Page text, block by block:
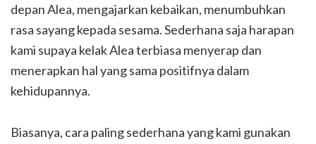
depan Alea, mengajarkan kebaikan, menumbuhkan
rasa sayang kepada sesama. Sederhana saja harapan
kami supaya kelak Alea terbiasa menyerap dan
menerapkan hal yang sama positifnya dalam
kehidupannya.
Biasanya, cara paling sederhana yang kami gunakan